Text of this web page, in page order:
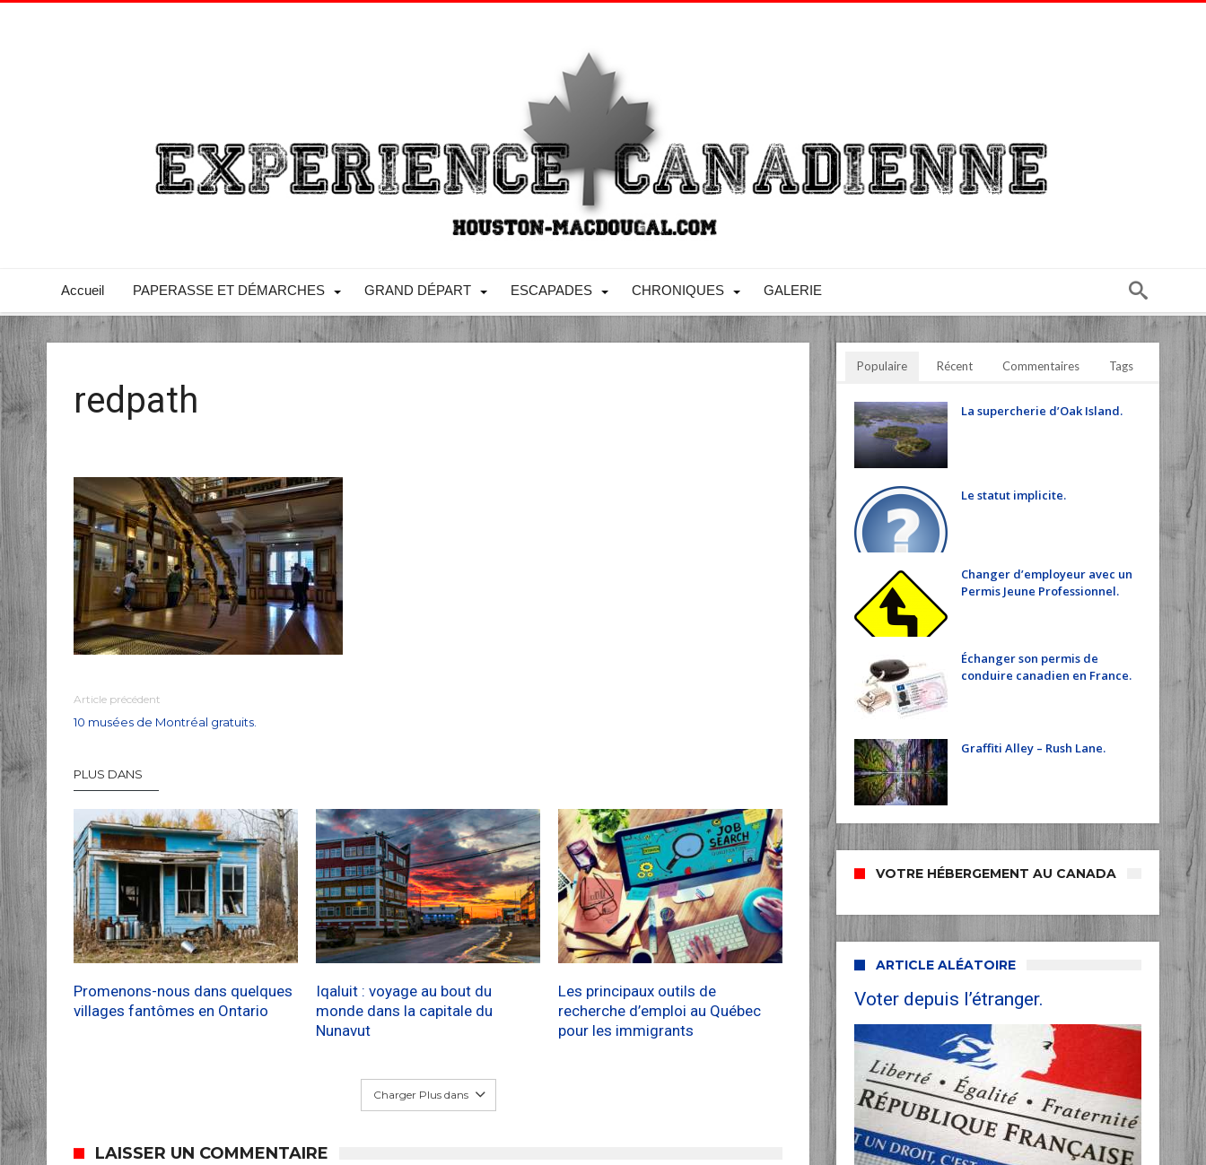
Accueil PAPERASSE ET DÉMARCHES GRAND DÉPART ESCAPADES CHRONIQUES GALERIE
redpath
Article précédent
10 musées de Montréal gratuits.
PLUS DANS
Promenons-nous dans quelques
villages fantômes en Ontario
Iqaluit : voyage au bout du
monde dans la capitale du
Nunavut
Les principaux outils de
recherche d’emploi au Québec
pour les immigrants
Charger Plus dans
LAISSER UN COMMENTAIRE
Populaire Récent Commentaires Tags
La supercherie d’Oak Island.
Le statut implicite.
Changer d’employeur avec un
Permis Jeune Professionnel.
Échanger son permis de
conduire canadien en France.
Graffiti Alley – Rush Lane.
VOTRE HÉBERGEMENT AU CANADA
ARTICLE ALÉATOIRE
Voter depuis l’étranger.